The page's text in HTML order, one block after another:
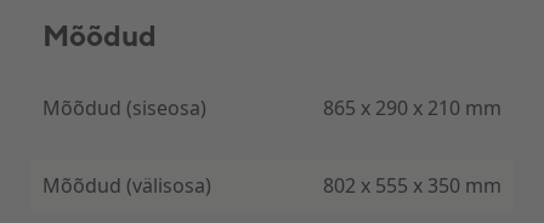
vastavalt oma vajadustele.
Continental seeria soojuspumpa on võimalik juhtida
Mõõdud
Mõõdud (siseosa) 865 х 290 х 210 mm
Mõõdud (välisosa) 802 x 555 х 350 mm